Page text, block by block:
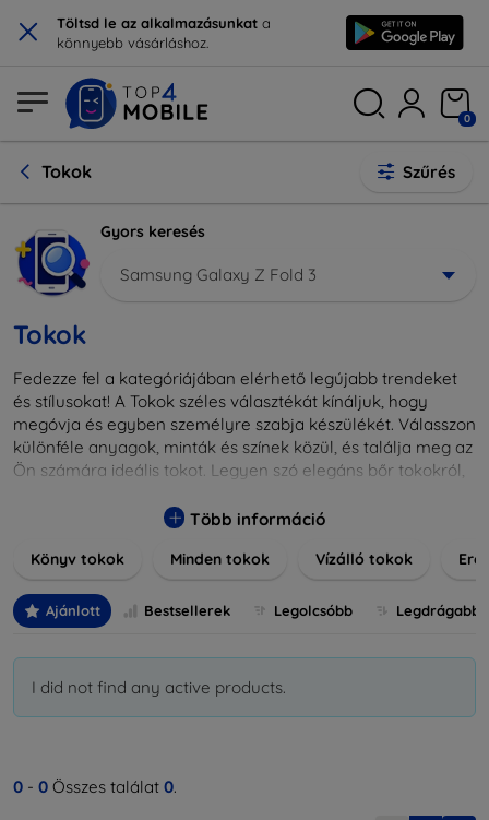
× Töltsd le az alkalmazásunkat a
könnyebb vásárláshoz.
0
Tokok Szűrés
Gyors keresés
Samsung Galaxy Z Fold 3
Tokok
Fedezze fel a kategóriájában elérhető legújabb trendeket
és stílusokat! A Tokok széles választékát kínáljuk, hogy
megóvja és egyben személyre szabja készülékét. Válasszon
különféle anyagok, minták és színek közül, és találja meg az
Ön számára ideális tokot. Legyen szó elegáns bőr tokokról,
nálunk mindenki megtalálja a stílusához leginkább illő
különlegesebbé eszközeit a tökéletes tokkal!
Több információ
Könyv tokok Minden tokok Vízálló tokok
Ajánlott Bestsellerek Legolcsóbb Legdrágabb
I did not find any active products.
0 - 0 Összes találat 0.